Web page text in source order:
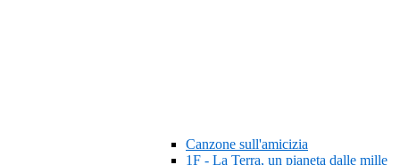
Canzone sull'amicizia
1F - La Terra, un pianeta dalle mille